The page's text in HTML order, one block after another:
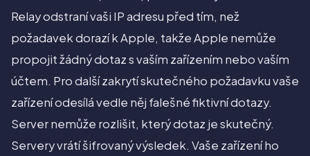
Relay odstraní vaši IP adresu před tím, než
požadavek dorazí k Apple, takže Apple nemůže
propojit žádný dotaz s vaším zařízením nebo vaším
účtem. Pro další zakrytí skutečného požadavku vaše
zařízení odesílá vedle něj falešné fiktivní dotazy.
Server nemůže rozlišit, který dotaz je skutečný.
Servery vrátí šifrovaný výsledek. Vaše zařízení ho